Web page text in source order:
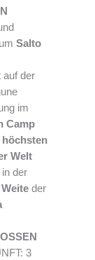
Salto
auf der
im
Camp
höchsten
Welt
der
der
3